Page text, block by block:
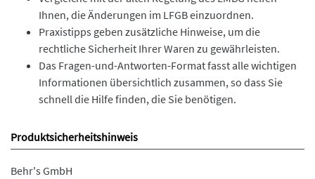
Ihnen, die Änderungen im LFGB einzuordnen.
Praxistipps geben zusätzliche Hinweise, um die
rechtliche Sicherheit Ihrer Waren zu gewährleisten.
Das Fragen-und-Antworten-Format fasst alle wichtigen
Informationen übersichtlich zusammen, so dass Sie
schnell die Hilfe finden, die Sie benötigen.
Produktsicherheitshinweis
Behr's GmbH